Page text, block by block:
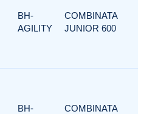
BH-
AGILITY
COMBINATA
JUNIOR 600
BH-
COMBINATA